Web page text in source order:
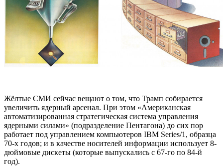
Жёлтые СМИ сейчас вещают о том, что Трамп собирается
увеличить ядерный арсенал. При этом «Американская
автоматизированная стратегическая система управления
ядерными силами» (подразделение Пентагона) до сих пор
работает под управлением компьютеров IBM Series/1, образца
70-х годов; и в качестве носителей информации использует 8-
дюймовые дискеты (которые выпускались с 67-го по 84-й
год).